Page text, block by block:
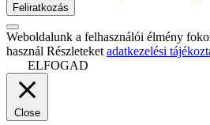
Weboldalunk a felhasználói élmény
használ Részleteket adatkezelési
ELFOGAD
Close